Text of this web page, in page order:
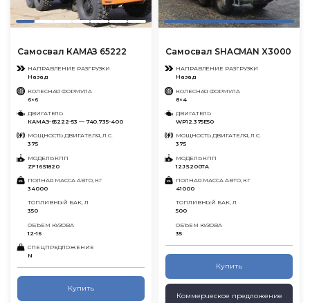
Самосвал КАМАЗ 65222
НАПРАВЛЕНИЕ РАЗГРУЗКИ
Назад
КОЛЕСНАЯ ФОРМУЛА
6×6
ДВИГАТЕЛЬ
КАМАЗ-65222-53 — 740.735-400
МОЩНОСТЬ ДВИГАТЕЛЯ, Л.С.
375
МОДЕЛЬ КПП
ZF 16S1820
ПОЛНАЯ МАССА АВТО, КГ
34000
ТОПЛИВНЫЙ БАК, Л
350
ОБЪЕМ КУЗОВА
12-16
СПЕЦПРЕДЛОЖЕНИЕ
N
Купить
Самосвал SHACMAN X3000
НАПРАВЛЕНИЕ РАЗГРУЗКИ
Назад
КОЛЕСНАЯ ФОРМУЛА
8×4
ДВИГАТЕЛЬ
WP12.375E50
МОЩНОСТЬ ДВИГАТЕЛЯ, Л.С.
375
МОДЕЛЬ КПП
12JS200TA
ПОЛНАЯ МАССА АВТО, КГ
41000
ТОПЛИВНЫЙ БАК, Л
500
ОБЪЕМ КУЗОВА
35
Купить
Коммерческое предложение